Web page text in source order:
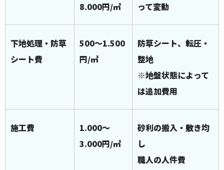
8.000円/㎡
って変動
下地処理・防草
シート費
500～1.500
円/㎡
防草シート、転圧・
整地
※地盤状態によって
は追加費用
施工費
1.000～
3.000円/㎡
砂利の搬入・敷き均
し
職人の人件費